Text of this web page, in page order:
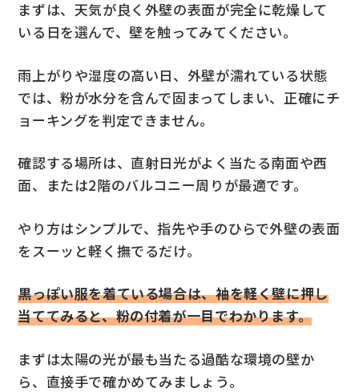
まずは、天気が良く外壁の表面が完全に乾燥して
いる日を選んで、壁を触ってみてください。
雨上がりや湿度の高い日、外壁が濡れている状態
では、粉が水分を含んで固まってしまい、正確にチ
ョーキングを判定できません。
確認する場所は、直射日光がよく当たる南面や西
面、または2階のバルコニー周りが最適です。
やり方はシンプルで、指先や手のひらで外壁の表面
をスーッと軽く撫でるだけ。
黒っぽい服を着ている場合は、袖を軽く壁に押し
当ててみると、粉の付着が一目でわかります。
まずは太陽の光が最も当たる過酷な環境の壁か
ら、直接手で確かめてみましょう。